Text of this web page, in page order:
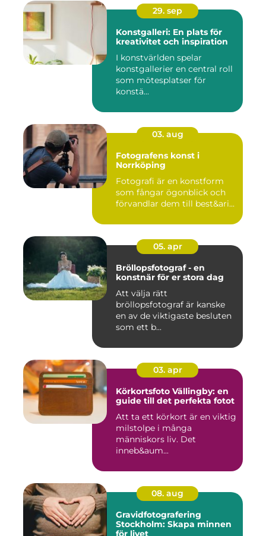
29. sep
Konstgalleri: En plats för
kreativitet och inspiration
I konstvärlden spelar
konstgallerier en central roll
som mötesplatser för
konstä...
03. aug
Fotografens konst i
Norrköping
Fotografi är en konstform
som fångar ögonblick och
förvandlar dem till best&ari...
05. apr
Bröllopsfotograf - en
konstnär för er stora dag
Att välja rätt
bröllopsfotograf är kanske
en av de viktigaste besluten
som ett b...
03. apr
Körkortsfoto Vällingby: en
guide till det perfekta fotot
Att ta ett körkort är en viktig
milstolpe i många
människors liv. Det
inneb&aum...
08. aug
Gravidfotografering
Stockholm: Skapa minnen
för livet